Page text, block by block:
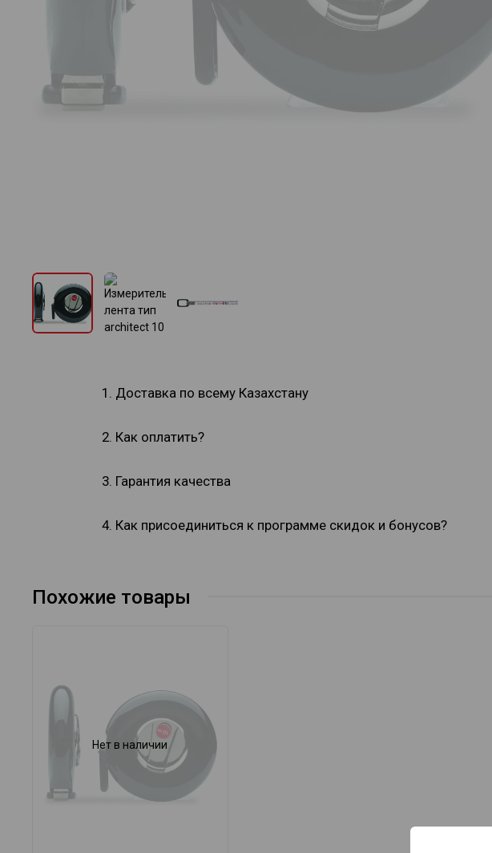
1. Доставка по всему Казахстану
2. Как оплатить?
3. Гарантия качества
4. Как присоединиться к программе скидок и бонусов?
Похожие товары
Нет в наличии